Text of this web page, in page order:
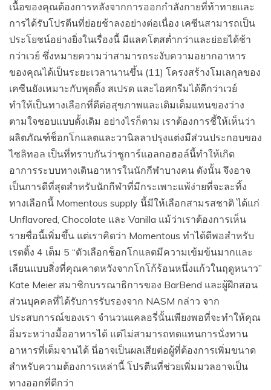
เนื้อของคุณต้องการหลังจากการออกกำลังกายที่ท้าทายและ
การได้รับโปรตีนที่ย่อยช้าลงอย่างต่อเนื่อง เคซีนสามารถเป็น
ประโยชน์อย่างยิ่งในเรื่องนี้ มีแลคโตสต่ำกว่าและย่อยได้ช้า
กว่าเวย์ ซึ่งหมายความว่าสามารถระงับความอยากอาหาร
ของคุณได้เป็นระยะเวลานานขึ้น (11) โครงสร้างโมเลกุลของ
เคซีนยังเหมาะกับพุดดิ้ง สเปรด และไอศกรีมได้ดีกว่าเวย์
ทำให้เป็นทางเลือกที่ดีต่อสุขภาพและเติมเต็มแทนของว่าง
ตามใจชอบแบบดั้งเดิม อย่างไรก็ตาม เราต้องการชี้ให้เห็นว่า
ผลิตภัณฑ์ช็อกโกแลตและวานิลลาปรุงแต่งมีส่วนประกอบของ
ไซลิทอล เป็นที่ทราบกันว่าชูการ์แอลกอฮอล์นี้ทำให้เกิด
อาการระบบทางเดินอาหารในนักกีฬาบางคน ดังนั้น จึงอาจ
เป็นการดีที่สุดสำหรับนักกีฬาที่มีกระเพาะแพ้ง่ายที่จะละทิ้ง
ทางเลือกนี้ Momentous supply นี้มีให้เลือกสามรสชาติ ได้แก่
Unflavored, Chocolate และ Vanilla แม้ว่าเราต้องการเห็น
รายชื่อนี้เพิ่มขึ้น แต่เราคิดว่า Momentous ทำได้ดีพอสำหรับ
เรตติ้ง 4 เต็ม 5 “ตัวเลือกช็อกโกแลตมีความเข้มข้นมากและ
เลียนแบบสิ่งที่คุณคาดหวังจากโกโก้ร้อนหนึ่งแก้วในฤดูหนาว”
Kate Meier สมาชิกบรรณาธิการของ BarBend และผู้ฝึกสอน
ส่วนบุคคลที่ได้รับการรับรองจาก NASM กล่าว จาก
ประสบการณ์ของเรา จำนวนแคลอรี่นั้นเพียงพอที่จะทำให้คุณ
อิ่มระหว่างมื้ออาหารได้ แต่ไม่สามารถทดแทนการนั่งทาน
อาหารที่เต็มจานได้ นี่อาจเป็นผลเสียต่อผู้ที่ต้องการเพิ่มขนาด
สำหรับความต้องการเหล่านี้ โปรตีนที่ช่วยเพิ่มมวลอาจเป็น
ทางออกที่ดีกว่า